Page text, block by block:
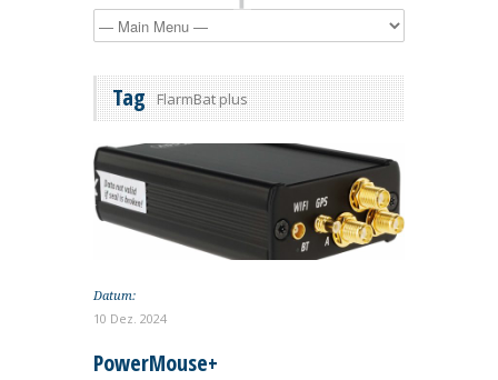
Tag FlarmBat plus
Datum:
10 Dez. 2024
PowerMouse+